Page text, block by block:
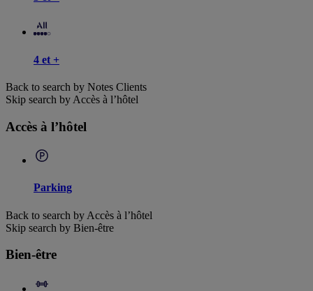
4 et +
Back to search by Notes Clients
Skip search by Accès à l’hôtel
Accès à l’hôtel
Parking
Back to search by Accès à l’hôtel
Skip search by Bien-être
Bien-être